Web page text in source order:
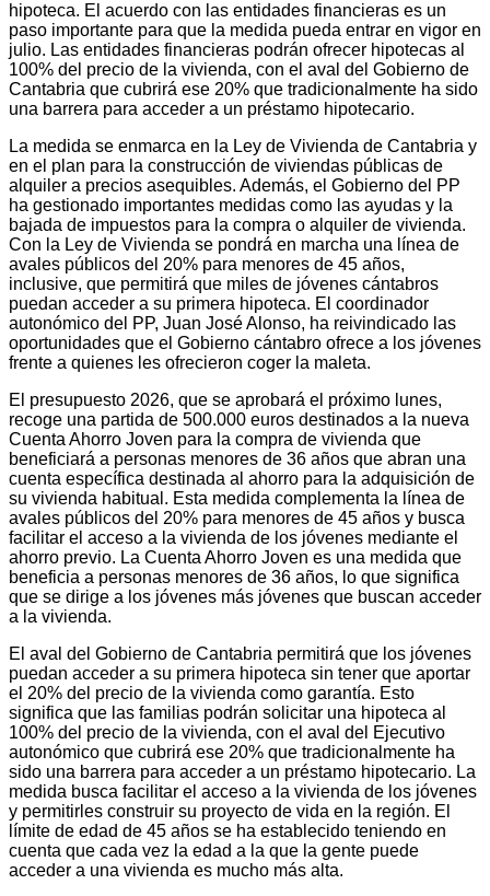
hipoteca. El acuerdo con las entidades financieras es un
paso importante para que la medida pueda entrar en vigor en
julio. Las entidades financieras podrán ofrecer hipotecas al
100% del precio de la vivienda, con el aval del Gobierno de
Cantabria que cubrirá ese 20% que tradicionalmente ha sido
una barrera para acceder a un préstamo hipotecario.
La medida se enmarca en la Ley de Vivienda de Cantabria y
en el plan para la construcción de viviendas públicas de
alquiler a precios asequibles. Además, el Gobierno del PP
ha gestionado importantes medidas como las ayudas y la
bajada de impuestos para la compra o alquiler de vivienda.
Con la Ley de Vivienda se pondrá en marcha una línea de
avales públicos del 20% para menores de 45 años,
inclusive, que permitirá que miles de jóvenes cántabros
puedan acceder a su primera hipoteca. El coordinador
autonómico del PP, Juan José Alonso, ha reivindicado las
oportunidades que el Gobierno cántabro ofrece a los jóvenes
frente a quienes les ofrecieron coger la maleta.
El presupuesto 2026, que se aprobará el próximo lunes,
recoge una partida de 500.000 euros destinados a la nueva
Cuenta Ahorro Joven para la compra de vivienda que
beneficiará a personas menores de 36 años que abran una
cuenta específica destinada al ahorro para la adquisición de
su vivienda habitual. Esta medida complementa la línea de
avales públicos del 20% para menores de 45 años y busca
facilitar el acceso a la vivienda de los jóvenes mediante el
ahorro previo. La Cuenta Ahorro Joven es una medida que
beneficia a personas menores de 36 años, lo que significa
que se dirige a los jóvenes más jóvenes que buscan acceder
a la vivienda.
El aval del Gobierno de Cantabria permitirá que los jóvenes
puedan acceder a su primera hipoteca sin tener que aportar
el 20% del precio de la vivienda como garantía. Esto
significa que las familias podrán solicitar una hipoteca al
100% del precio de la vivienda, con el aval del Ejecutivo
autonómico que cubrirá ese 20% que tradicionalmente ha
sido una barrera para acceder a un préstamo hipotecario. La
medida busca facilitar el acceso a la vivienda de los jóvenes
y permitirles construir su proyecto de vida en la región. El
límite de edad de 45 años se ha establecido teniendo en
cuenta que cada vez la edad a la que la gente puede
acceder a una vivienda es mucho más alta.